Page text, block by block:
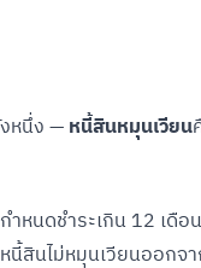
หนึ่ง —หนี้สินหมุนเวียน
นดชำระเกิน 12 เดื
นี้สินไม่หมุนเวียนออกจ